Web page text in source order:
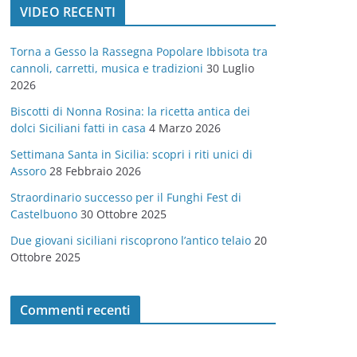
o
r
e
VIDEO RECENTI
Torna a Gesso la Rassegna Popolare Ibbisota tra
cannoli, carretti, musica e tradizioni 30 Luglio
2026
Biscotti di Nonna Rosina: la ricetta antica dei
dolci Siciliani fatti in casa 4 Marzo 2026
Settimana Santa in Sicilia: scopri i riti unici di
Assoro 28 Febbraio 2026
Straordinario successo per il Funghi Fest di
Castelbuono 30 Ottobre 2025
Due giovani siciliani riscoprono l’antico telaio 20
Ottobre 2025
Commenti recenti